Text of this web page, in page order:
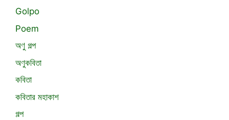
Golpo
Poem
অণু গল্প
অণুকবিতা
কবিতা
কবিতার মহাকাশ
গল্প